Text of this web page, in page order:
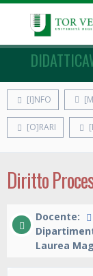
[I]NFO
[O]RARI
Diritto
Docente:
Laurea